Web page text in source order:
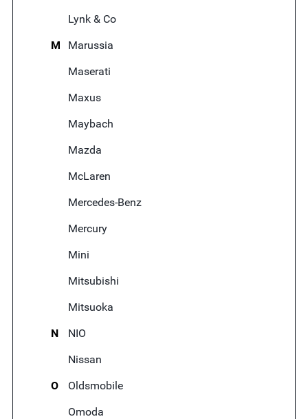
Lynk & Co
M
Marussia
Maserati
Maxus
Maybach
Mazda
McLaren
Mercedes-Benz
Mercury
Mini
Mitsubishi
Mitsuoka
N
NIO
Nissan
O
Oldsmobile
Omoda